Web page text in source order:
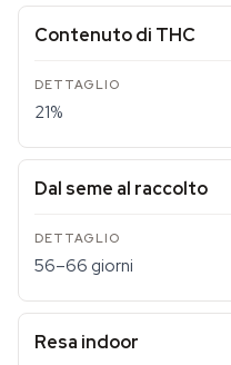
Contenuto di THC
21%
Dal seme al raccolto
56–66 giorni
Resa indoor